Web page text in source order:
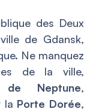
des Deux
de Gdansk,
Ne manquez
de la ville,
de Neptune,
la Porte Dorée,